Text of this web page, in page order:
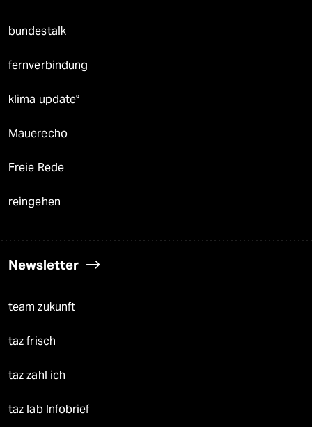
bundestalk
fernverbindung
klima update°
Mauerecho
Freie Rede
reingehen
Newsletter
team zukunft
taz frisch
taz zahl ich
taz lab Infobrief